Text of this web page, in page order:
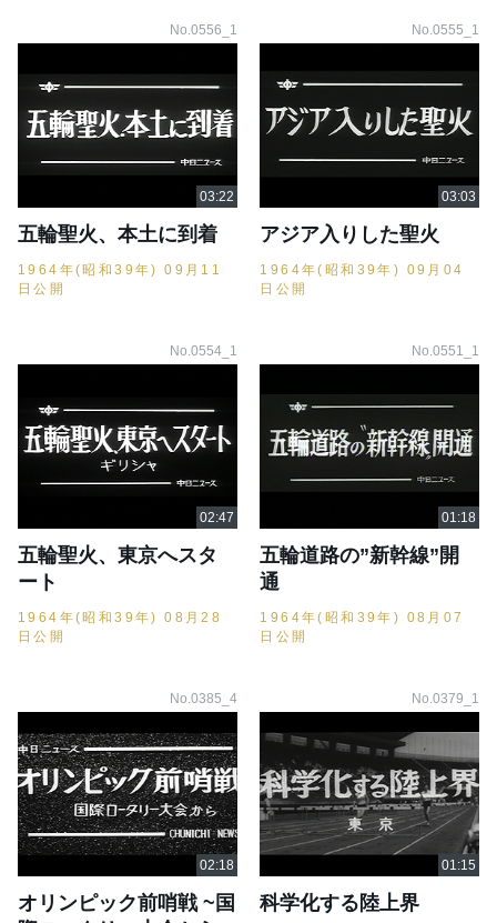
No.0556_1
五輪聖火、本土に到着
1964年(昭和39年) 09月11
日公開
No.0555_1
アジア入りした聖火
1964年(昭和39年) 09月04
日公開
No.0554_1
五輪聖火、東京へスタ
ート
1964年(昭和39年) 08月28
日公開
No.0551_1
五輪道路の”新幹線”開
通
1964年(昭和39年) 08月07
日公開
No.0385_4
オリンピック前哨戦 ~国
No.0379_1
科学化する陸上界